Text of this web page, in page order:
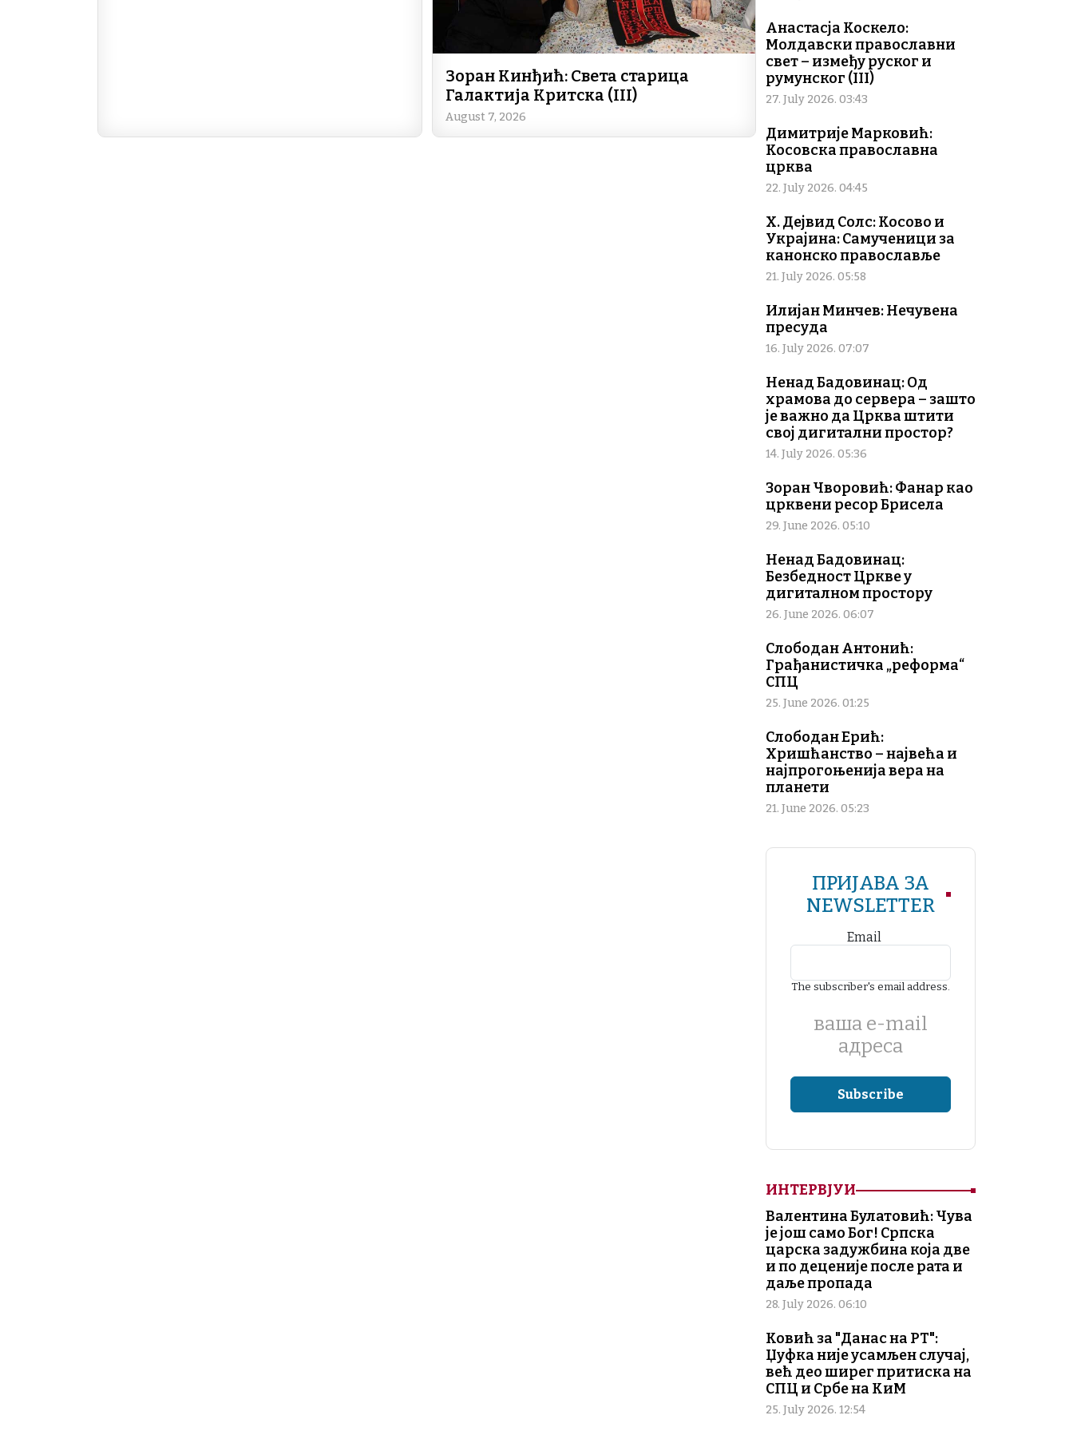
Зоран Кинђић: Света старица
Галактија Критска (III)
August 7, 2026
Анастасја Коскело:
Молдавски православни
свет – између руског и
румунског (III)
27. July 2026. 03:43
Димитрије Марковић:
Косовска православна
црква
22. July 2026. 04:45
Х. Дејвид Солс: Косово и
Украјина: Самученици за
канонско православље
21. July 2026. 05:58
Илијан Минчев: Нечувена
пресуда
16. July 2026. 07:07
Ненад Бадовинац: Од
храмова до сервера – зашто
је важно да Црква штити
свој дигитални простор?
14. July 2026. 05:36
Зоран Чворовић: Фанар као
црквени ресор Брисела
29. June 2026. 05:10
Ненад Бадовинац:
Безбедност Цркве у
дигиталном простору
26. June 2026. 06:07
Слободан Антонић:
Грађанистичка „реформа“
СПЦ
25. June 2026. 01:25
Слободан Ерић:
Хришћанство – највећа и
најпрогоњенија вера на
планети
21. June 2026. 05:23
ПРИЈАВА ЗА
NEWSLETTER
Email
The subscriber's email address.
ваша е-mail
адреса
ИНТЕРВЈУИ
Валентина Булатовић: Чува
је још само Бог! Српска
царска задужбина која две
и по деценије после рата и
даље пропада
28. July 2026. 06:10
Ковић за "Данас на РТ":
Џуфка није усамљен случај,
већ део ширег притиска на
СПЦ и Србе на КиМ
25. July 2026. 12:54